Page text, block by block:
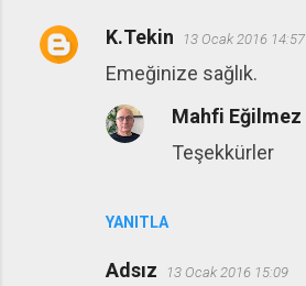
K.Tekin 13 Ocak 2016 14:57
Emeğinize sağlık.
YANITLA
Mahfi Eğilmez
Teşekkürler
Adsız 13 Ocak 2016 15:09